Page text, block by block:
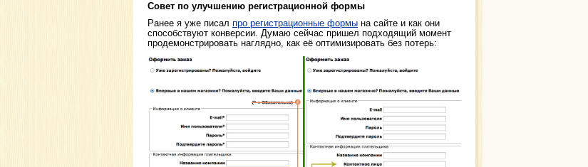
Совет по улучшению регистрационной формы
Ранее я уже писал про регистрационные формы на сайте и как они
способствуют конверсии. Думаю сейчас пришел подходящий момент
продемонстрировать наглядно, как её оптимизировать без потерь: